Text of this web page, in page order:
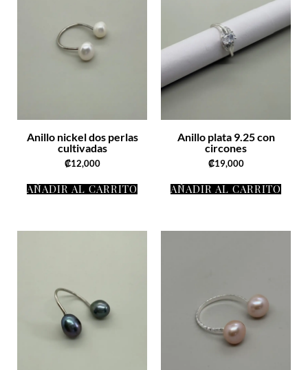
Anillo nickel dos perlas
cultivadas
₡12,000
AÑADIR AL CARRITO
Anillo plata 9.25 con
circones
₡19,000
AÑADIR AL CARRITO